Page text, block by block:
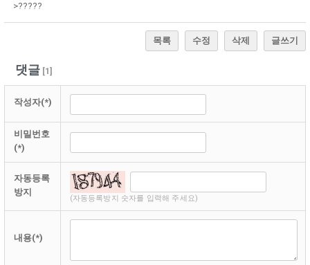
>?????
목록 수정 삭제 글쓰기
댓글[1]
작성자(*)
비밀번호
(*)
자동등록
방지
(자동등록방지 숫자를 입력해 주세요)
내용(*)